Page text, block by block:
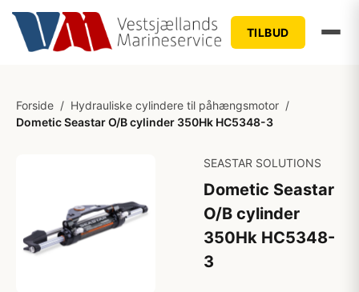
TILBUD
Forside / Hydrauliske cylindere til påhængsmotor /
Dometic Seastar O/B cylinder 350Hk HC5348-3
SEASTAR SOLUTIONS
Dometic Seastar
O/B cylinder
350Hk HC5348-
3